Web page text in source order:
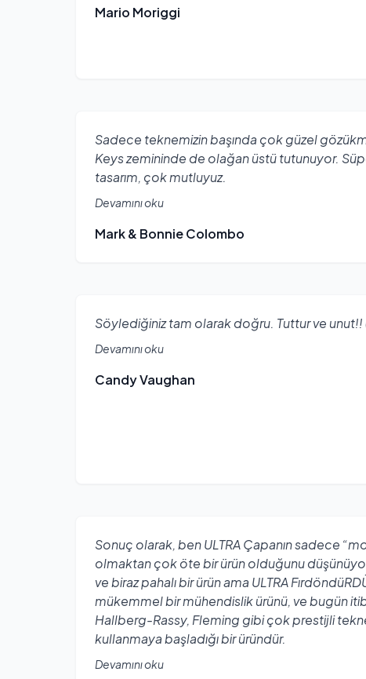
Mario Moriggi
Sadece teknemizin başında çok güzel
Keys zemininde de olağan üstü tutunuyor.
tasarım, çok mutluyuz.
Devamını oku
Mark & Bonnie Colombo
Söylediğiniz tam olarak doğru. Tuttur ve
Devamını oku
Candy Vaughan
Sonuç olarak, ben ULTRA Çapanın sadece
olmaktan çok öte bir ürün olduğunu
ve biraz pahalı bir ürün ama ULTRA
mükemmel bir mühendislik ürünü, ve bugün
Hallberg-Rassy, Fleming gibi çok prestijli
kullanmaya başladığı bir üründür.
Devamını oku